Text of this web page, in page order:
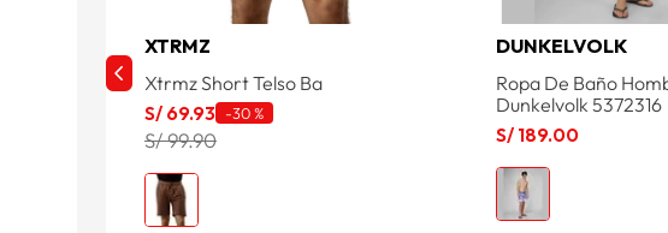
XTRMZ
Xtrmz Short Telso Ba
S/ 69.93 -30 %
S/ 99.90
DUNKELVOLK
Ropa De Baño
Dunkelvolk 5372316
S/ 189.00